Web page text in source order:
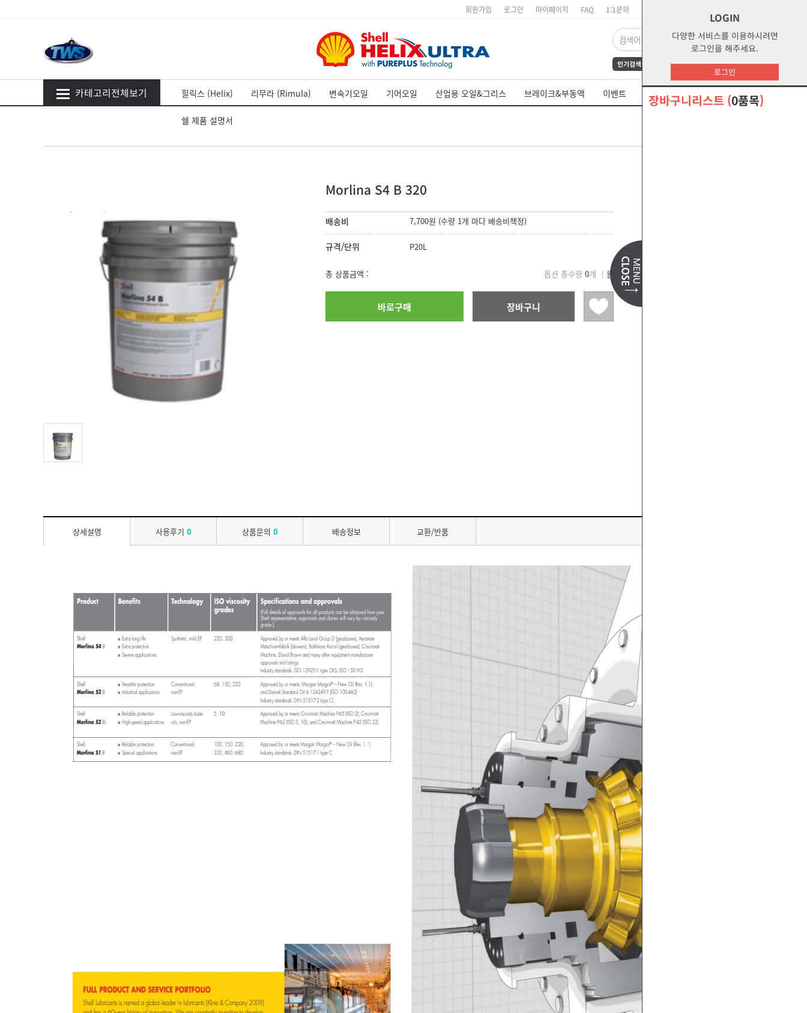
카테고리전체보기
LOGIN
다양한 서비스를 이용하시려면
로그인을 해주세요.
로그인
장바구니리스트 (0품목)
회원가입 로그인 마이페이지 FAQ 1:1문의 장바구니
인기검색어 FrAmE30 12
s1
water
부동액
s2g
glycol
오말라s2g
힐릭스 (Helix) 리무라 (Rimula) 변속기오일 기어오일 산업용 오일&그리스 브레이크&부동액 이벤트 쉘 제품 MSDS
쉘 제품 설명서
Morlina S4 B 320
배송비 7,700원 (수량 1개 마다 배송비책정)
규격/단위 P20L
총 상품금액 : 옵션 총수량 0개 │ 원
상세설명 사용후기 0 상품문의 0 배송정보 교환/반품